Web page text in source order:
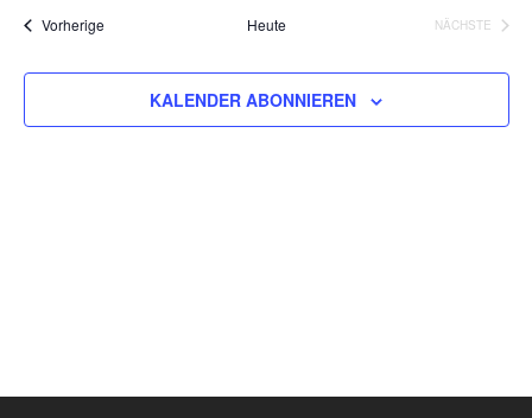
VorherigeVeranstaltungen Heute
NÄCHSTE
KALENDER ABONNIEREN